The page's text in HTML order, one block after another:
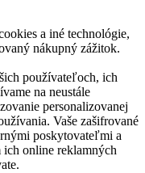
a iné technológie,
nákupný zážitok.
používateľoch, ich
na neustále
personalizovanej
Vaše zašifrované
poskytovateľmi a
online reklamných